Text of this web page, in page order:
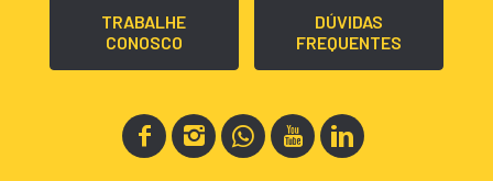
TRABALHE
CONOSCO
DÚVIDAS
FREQUENTES